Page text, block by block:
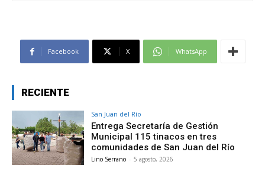
Facebook X WhatsApp
RECIENTE
San Juan del Río
Entrega Secretaría de Gestión
Municipal 115 tinacos en tres
comunidades de San Juan del Río
Lino Serrano - 5 agosto, 2026